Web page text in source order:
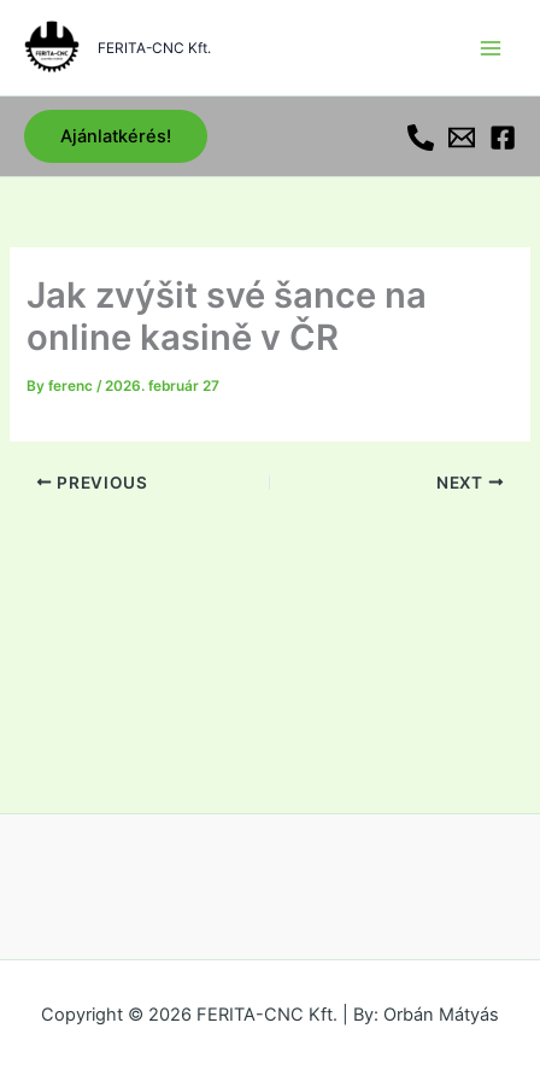
content
FERITA-CNC Kft.
Ajánlatkérés!
Jak zvýšit své šance na
online kasině v ČR
Byferenc/2026. február 27
PREVIOUS NEXT
Copyright © 2026 FERITA-CNC Kft. | By: Orbán Mátyás